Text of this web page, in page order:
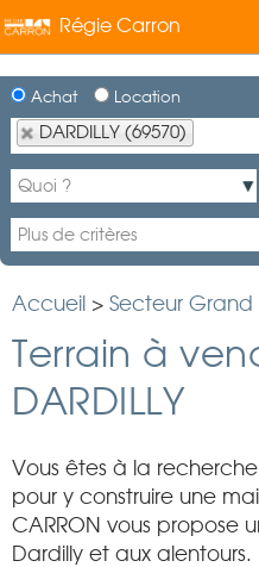
Régie Carron
Achat Location
DARDILLY (69570)
Accueil > Secteur Grand
Terrain à
DARDILLY
Vous êtes à la
pour y construire une
CARRON vous propose
Dardilly et aux alentours.